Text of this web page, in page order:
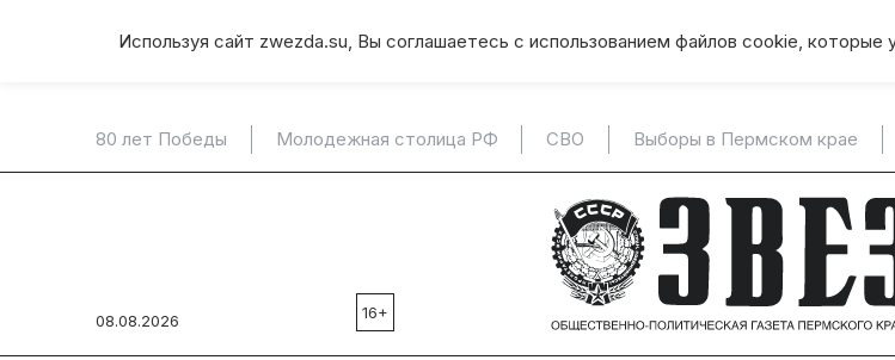
Используя сайт zwezda.su, Вы соглашаетесь с использованием файлов cookie, которые
80 лет Победы Молодежная столица РФ СВО Выборы в Пермском крае
08.08.2026 16+